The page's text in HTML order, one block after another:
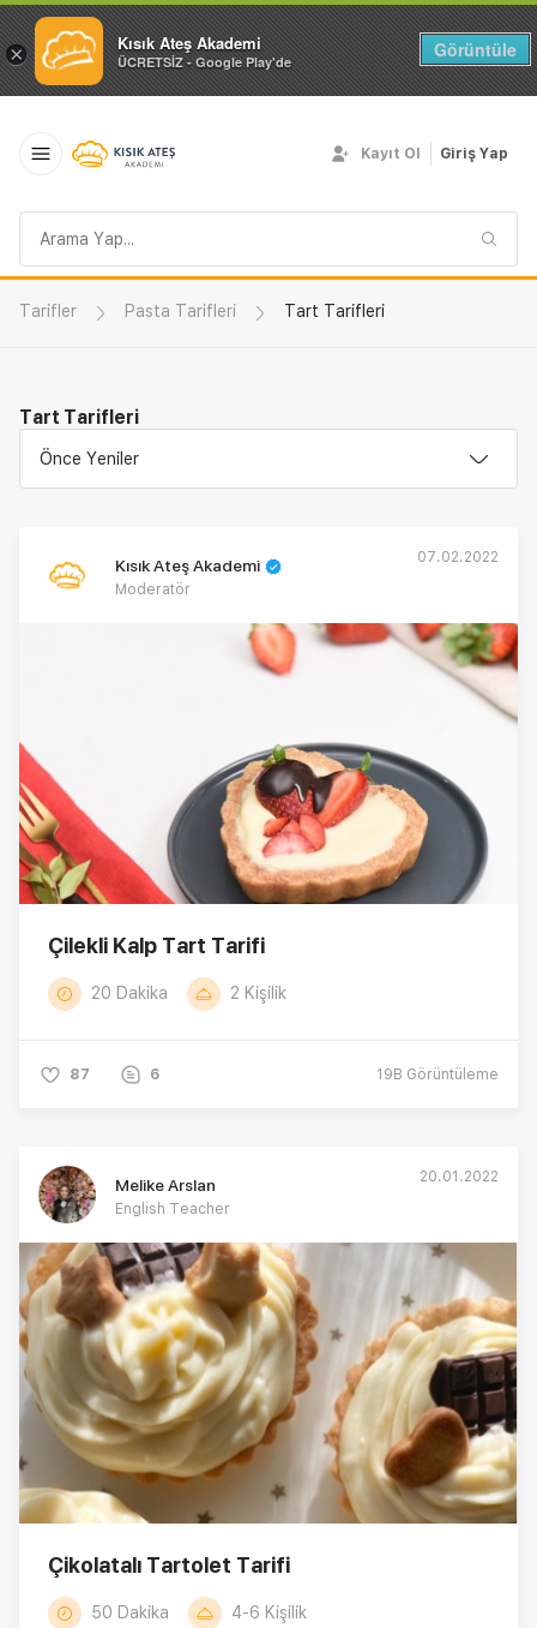
× Kısık Ateş Akademi
ÜCRETSİZ - Google Play'de
Görüntüle
sorgusu
Kayıt Ol Giriş Yap
Tarifler Pasta Tarifleri Tart Tarifleri
Tart Tarifleri
Önce Yeniler
Kısık Ateş Akademi
Moderatör
07.02.2022
Çilekli Kalp Tart Tarifi
20 Dakika 2 Kişilik
87 6 19B Görüntüleme
Melike Arslan
English Teacher
20.01.2022
Çikolatalı Tartolet Tarifi
50 Dakika 4-6 Kişilik